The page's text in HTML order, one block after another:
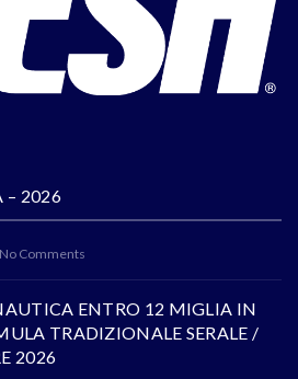
– 2026
No Comments
ENTRO 12 MIGLIA IN
TRADIZIONALE SERALE /
2026